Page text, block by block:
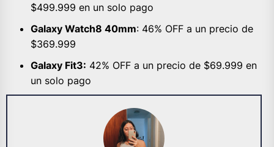
$499.999 en un solo pago
Galaxy Watch8 40mm: 46% OFF a un precio de
$369.999
Galaxy Fit3: 42% OFF a un precio de $69.999 en
un solo pago